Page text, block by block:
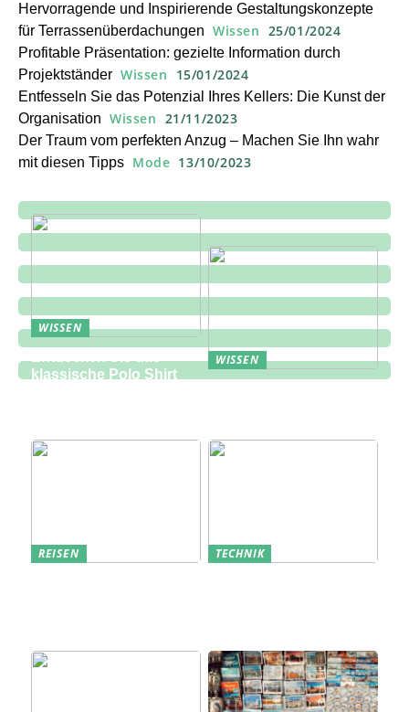
Hervorragende und Inspirierende Gestaltungskonzepte
für Terrassenüberdachungen Wissen 25/01/2024
Profitable Präsentation: gezielte Information durch
Projektständer Wissen 15/01/2024
Entfesseln Sie das Potenzial Ihres Kellers: Die Kunst der
Organisation Wissen 21/11/2023
Der Traum vom perfekten Anzug – Machen Sie Ihn wahr
mit diesen Tipps Mode 13/10/2023
WISSEN
klassische Polo Shirt
WISSEN
REISEN
TECHNIK